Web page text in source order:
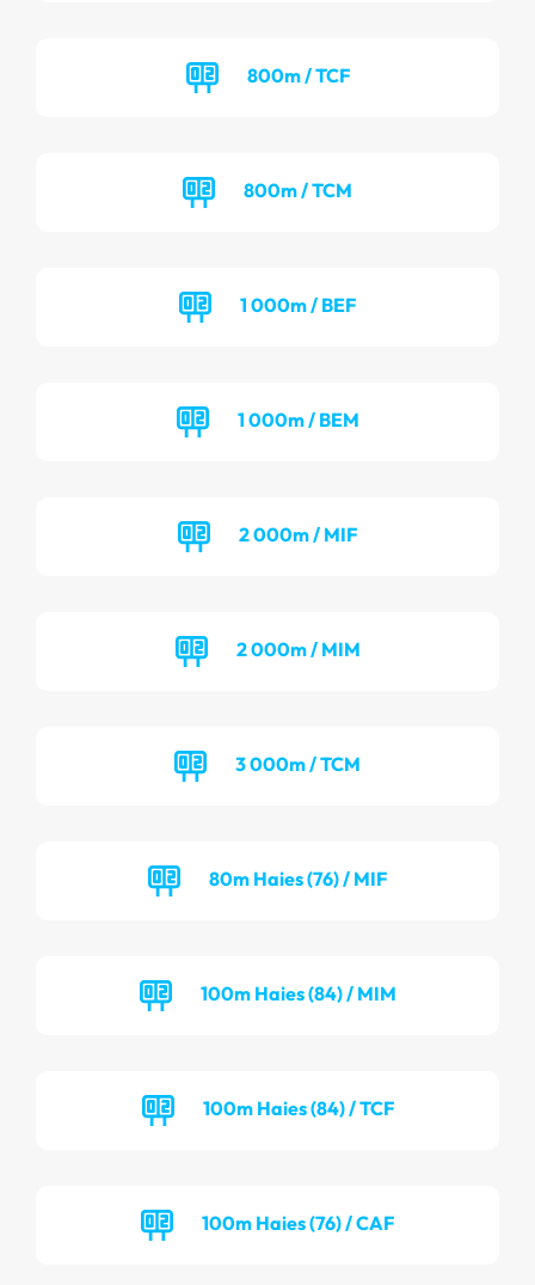
800m / TCF
800m / TCM
1 000m / BEF
1 000m / BEM
2 000m / MIF
2 000m / MIM
3 000m / TCM
80m Haies (76) / MIF
100m Haies (84) / MIM
100m Haies (84) / TCF
100m Haies (76) / CAF